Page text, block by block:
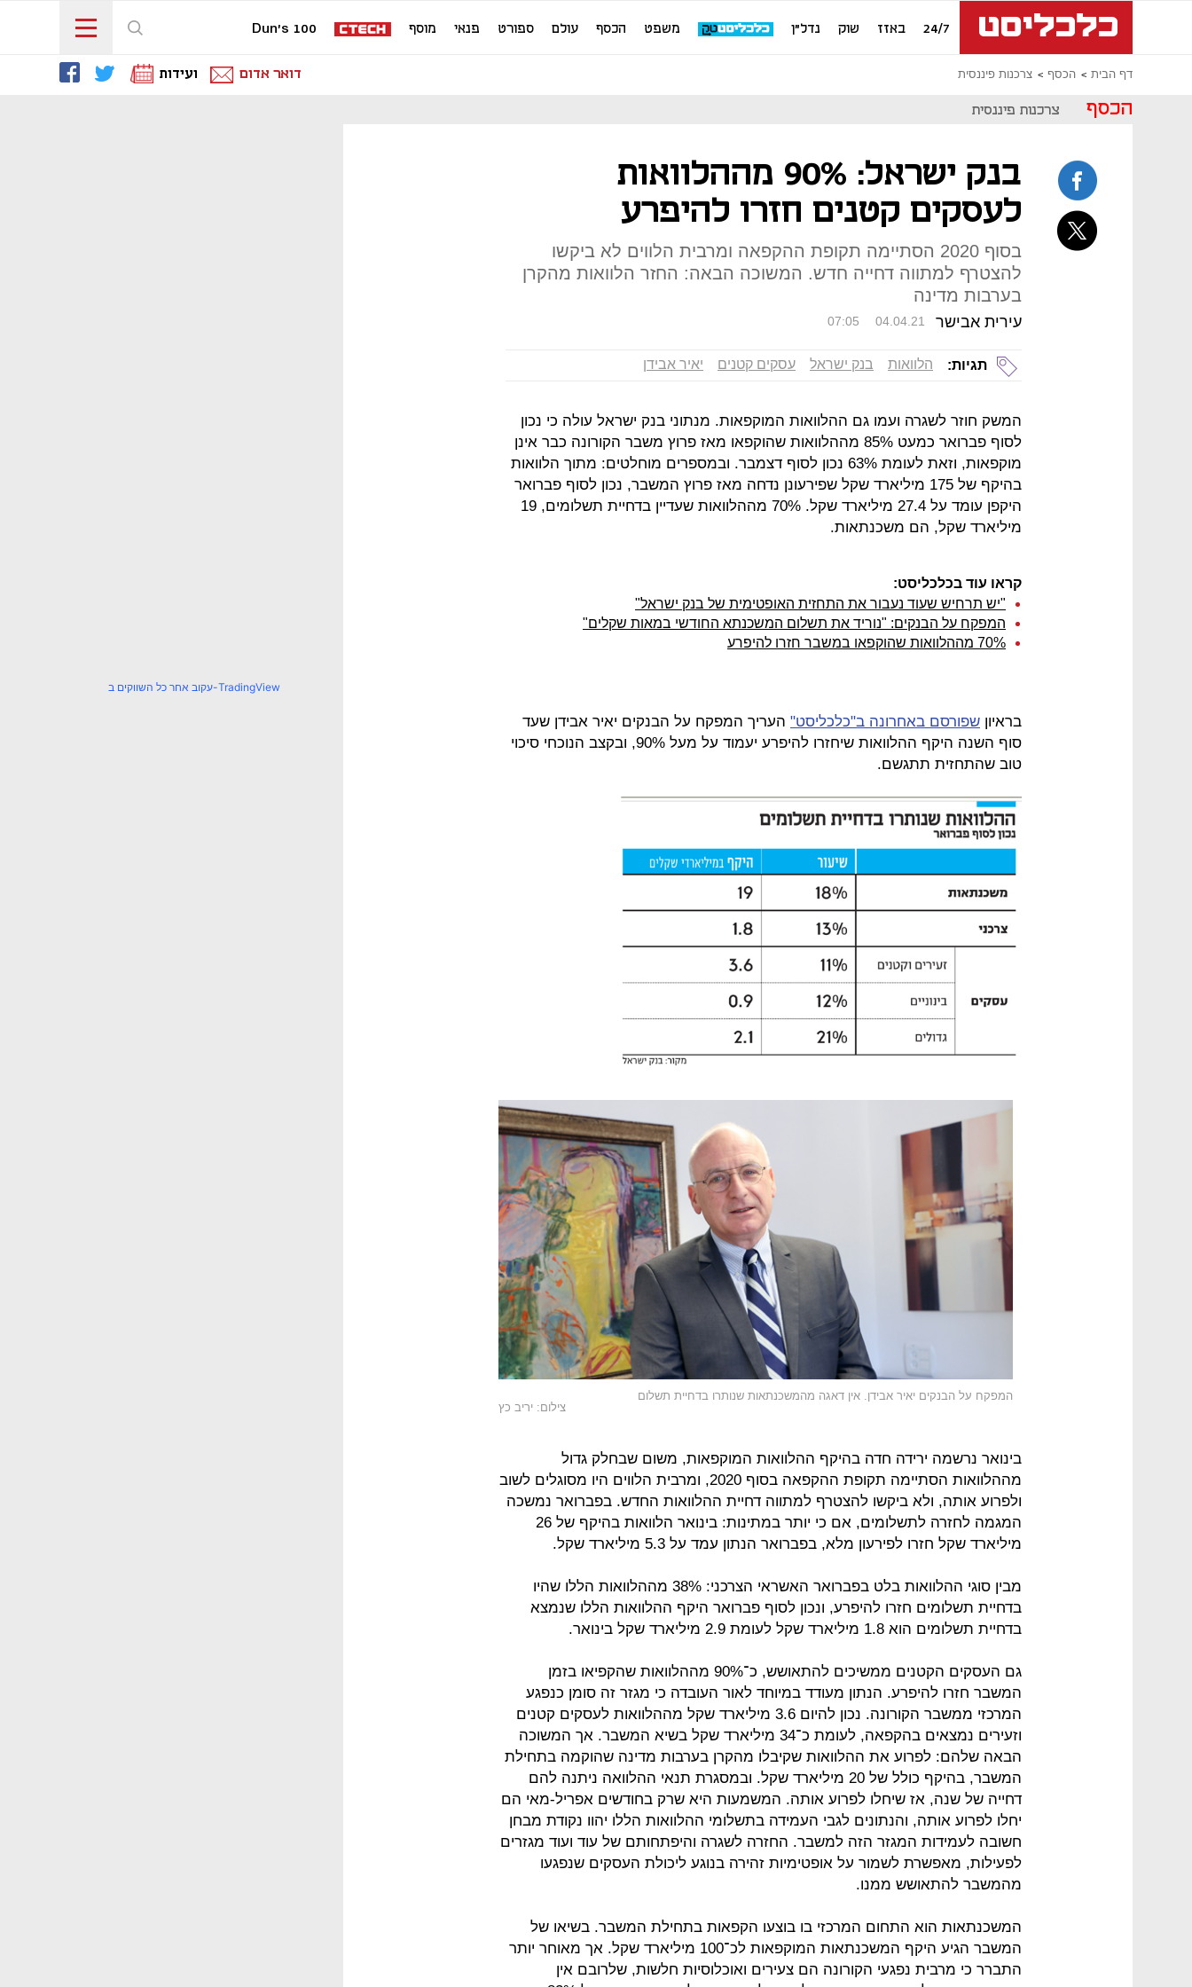
24/7 באזז שוק נדל"ן משפט הכסף עולם ספורט פנאי מוסף Dun's 100
דף הבית הכסף צרכנות פיננסית דואר אדום ועידות
הכסף צרכנות פיננסית
בנק ישראל: 90% מההלוואות
לעסקים קטנים חזרו להיפרע
בסוף 2020 הסתיימה תקופת ההקפאה ומרבית הלווים לא ביקשו
להצטרף למתווה דחייה חדש. המשוכה הבאה: החזר הלוואות מהקרן
בערבות מדינה
עירית אבישר 07:05 04.04.21
תגיות: הלוואות בנק ישראל עסקים קטנים יאיר אבידן
המשק חוזר לשגרה ועמו גם ההלוואות המוקפאות. מנתוני בנק ישראל עולה כי נכון
לסוף פברואר כמעט 85% מההלוואות שהוקפאו מאז פרוץ משבר הקורונה כבר אינן
מוקפאות, וזאת לעומת 63% נכון לסוף דצמבר. ובמספרים מוחלטים: מתוך הלוואות
בהיקף של 175 מיליארד שקל שפירעונן נדחה מאז פרוץ המשבר, נכון לסוף פברואר
היקפן עומד על 27.4 מיליארד שקל. 70% מההלוואות שעדיין בדחיית תשלומים, 19
מיליארד שקל, הם משכנתאות.
קראו עוד בכלכליסט:
"יש תרחיש שעוד נעבור את התחזית האופטימית של בנק ישראל"
המפקח על הבנקים: "נוריד את תשלום המשכנתא החודשי במאות שקלים"
70% מההלוואות שהוקפאו במשבר חזרו להיפרע
בראיון שפורסם באחרונה ב"כלכליסט" העריך המפקח על הבנקים יאיר אבידן שעד
סוף השנה היקף ההלוואות שיחזרו להיפרע יעמוד על מעל 90%, ובקצב הנוכחי סיכוי
טוב שהתחזית תתגשם.
המפקח על הבנקים יאיר אבידן. אין דאגה מהמשכנתאות שנותרו בדחיית תשלום
צילום: יריב כץ
בינואר נרשמה ירידה חדה בהיקף ההלוואות המוקפאות, משום שבחלק גדול
מההלוואות הסתיימה תקופת ההקפאה בסוף 2020, ומרבית הלווים היו מסוגלים לשוב
ולפרוע אותה, ולא ביקשו להצטרף למתווה דחיית ההלוואות החדש. בפברואר נמשכה
המגמה לחזרה לתשלומים, אם כי יותר במתינות: בינואר הלוואות בהיקף של 26
מיליארד שקל חזרו לפירעון מלא, בפברואר הנתון עמד על 5.3 מיליארד שקל.
מבין סוגי ההלוואות בלט בפברואר האשראי הצרכני: 38% מההלוואות הללו שהיו
בדחיית תשלומים חזרו להיפרע, ונכון לסוף פברואר היקף ההלוואות הללו שנמצא
בדחיית תשלומים הוא 1.8 מיליארד שקל לעומת 2.9 מיליארד שקל בינואר.
גם העסקים הקטנים ממשיכים להתאושש, כ־90% מההלוואות שהקפיאו בזמן
המשבר חזרו להיפרע. הנתון מעודד במיוחד לאור העובדה כי מגזר זה סומן כנפגע
המרכזי ממשבר הקורונה. נכון להיום 3.6 מיליארד שקל מההלוואות לעסקים קטנים
וזעירים נמצאים בהקפאה, לעומת כ־34 מיליארד שקל בשיא המשבר. אך המשוכה
הבאה שלהם: לפרוע את ההלוואות שקיבלו מהקרן בערבות מדינה שהוקמה בתחילת
המשבר, בהיקף כולל של 20 מיליארד שקל. ובמסגרת תנאי ההלוואה ניתנה להם
דחייה של שנה, אז שיחלו לפרוע אותה. המשמעות היא שרק בחודשים אפריל-מאי הם
יחלו לפרוע אותה, והנתונים לגבי העמידה בתשלומי ההלוואות הללו יהוו נקודת מבחן
חשובה לעמידות המגזר הזה למשבר. החזרה לשגרה והיפתחותם של עוד ועוד מגזרים
לפעילות, מאפשרת לשמור על אופטימיות זהירה בנוגע ליכולת העסקים שנפגעו
מהמשבר להתאושש ממנו.
המשכנתאות הוא התחום המרכזי בו בוצעו הקפאות בתחילת המשבר. בשיאו של
המשבר הגיע היקף המשכנתאות המוקפאות לכ־100 מיליארד שקל. אך מאוחר יותר
התברר כי מרבית נפגעי הקורונה הם צעירים ואוכלוסיות חלשות, שלרובם אין
עקוב אחר כל השווקים ב-TradingView